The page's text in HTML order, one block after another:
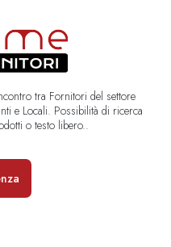
tra Fornitori del settore
e Locali. Possibilità di ricerca
o testo libero..